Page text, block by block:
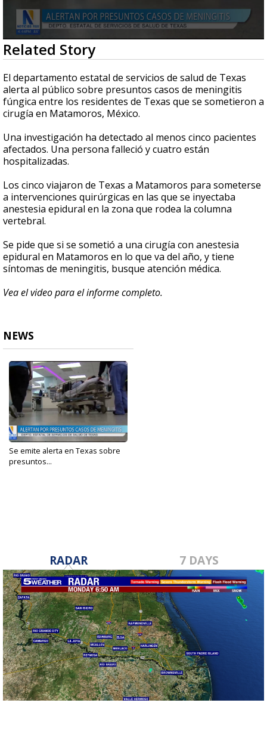
0
seconds
of
38
seconds
Related Story
El departamento estatal de servicios de salud de Texas
alerta al público sobre presuntos casos de meningitis
fúngica entre los residentes de Texas que se sometieron a
cirugía en Matamoros, México.
Una investigación ha detectado al menos cinco pacientes
afectados. Una persona falleció y cuatro están
hospitalizadas.
Los cinco viajaron de Texas a Matamoros para someterse
a intervenciones quirúrgicas en las que se inyectaba
anestesia epidural en la zona que rodea la columna
vertebral.
Se pide que si se sometió a una cirugía con anestesia
epidural en Matamoros en lo que va del año, y tiene
síntomas de meningitis, busque atención médica.
Vea el video para el informe completo.
NEWS
Se emite alerta en Texas sobre
presuntos...
RADAR 7 DAYS